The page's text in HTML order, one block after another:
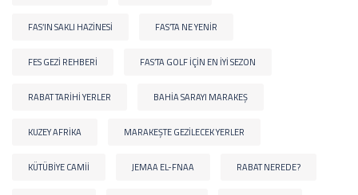
FAS’IN SAKLI HAZINESI FAS’TA NE YENIR
FES GEZI REHBERI FAS’TA GOLF IÇIN EN IYI SEZON
RABAT TARIHI YERLER BAHIA SARAYI MARAKEŞ
KUZEY AFRIKA MARAKEŞTE GEZILECEK YERLER
KÜTÜBIYE CAMII JEMAA EL-FNAA RABAT NEREDE?